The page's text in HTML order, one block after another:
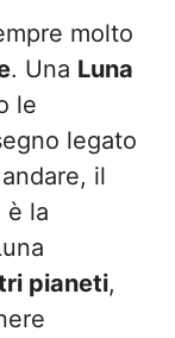
molto
. Una Luna
le
legato
il
è la
pianeti,